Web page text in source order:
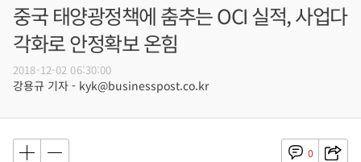
중국 태양광정책에 춤추는 OCI 실적, 사업다
각화로 안정확보 온힘
2018-12-02 06:30:00
강용규 기자 - kyk@businesspost.co.kr
0